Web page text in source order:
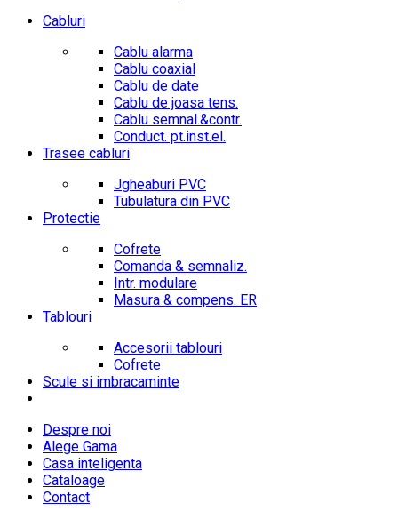
Cabluri
Cablu alarma
Cablu coaxial
Cablu de date
Cablu de joasa tens.
Cablu semnal.&contr.
Conduct. pt.inst.el.
Trasee cabluri
Jgheaburi PVC
Tubulatura din PVC
Protectie
Cofrete
Comanda & semnaliz.
Intr. modulare
Masura & compens. ER
Tablouri
Accesorii tablouri
Cofrete
Scule si imbracaminte
Despre noi
Alege Gama
Casa inteligenta
Cataloage
Contact